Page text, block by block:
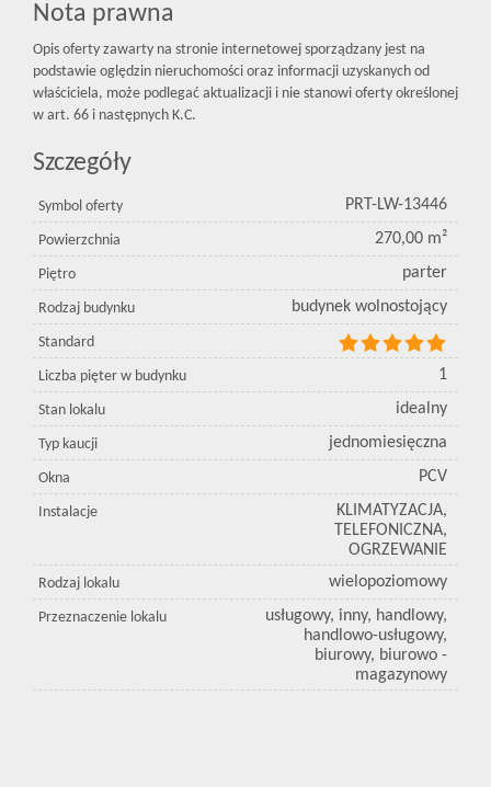
Nota prawna
Opis oferty zawarty na stronie internetowej sporządzany jest na
podstawie oględzin nieruchomości oraz informacji uzyskanych od
właściciela, może podlegać aktualizacji i nie stanowi oferty określonej
w art. 66 i następnych K.C.
Szczegóły
Symbol oferty PRT-LW-13446
Powierzchnia 270,00 m²
Piętro parter
Rodzaj budynku budynek wolnostojący
Standard
Liczba pięter w budynku 1
Stan lokalu idealny
Typ kaucji jednomiesięczna
Okna PCV
Instalacje
KLIMATYZACJA,
TELEFONICZNA,
OGRZEWANIE
Rodzaj lokalu wielopoziomowy
Przeznaczenie lokalu
usługowy, inny, handlowy,
handlowo-usługowy,
biurowy, biurowo -
magazynowy